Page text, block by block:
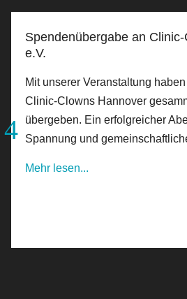
Spendenübergabe an
e.V.
Mit unserer Veranstaltung
Clinic-Clowns Hannover
übergeben. Ein erfolgreicher
Spannung und
Mehr lesen...